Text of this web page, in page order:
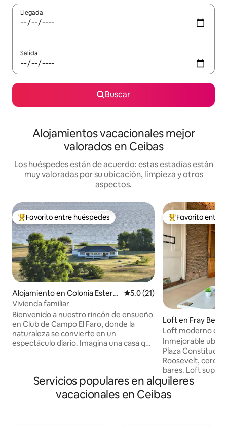
Llegada
Salida
Buscar
Alojamientos vacacionales mejor
valorados en Ceibas
Los huéspedes están de acuerdo: estas estadías están
muy valoradas por su ubicación, limpieza y otros
aspectos.
Favorito entre huéspedes preferido
Favorito entre huéspedes
Alojamiento en Colonia Esterel
la
Calificación promedio: 5.0 de
5.0 (21)
Vivienda familiar
Bienvenido a nuestro rincón de ensueño
en Club de Campo El Faro, donde la
naturaleza se convierte en un
espectáculo diario. Imagina una casa que
más espectaculares que puedas
solo ofrece comodidad, sino que
Favorito entre
Favorito entre
Loft en Fray
Loft moderno en
Inmejorable
Plaza
Roosevelt, cerca
bares. Loft super práctico y completo,
capacidad para 2
matrimonial y
dormir separados. Planta baja, Living
Servicios populares en alquileres
vacacionales en Ceibas